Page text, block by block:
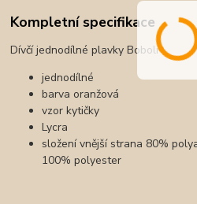
Kompletní specifikace
Dívčí jednodílné plavky Boboli
jednodílné
barva oranžová
vzor kytičky
Lycra
složení vnější strana 80%
100% polyester